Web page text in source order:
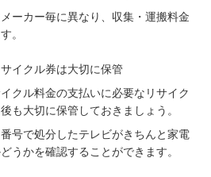
ーカー毎に異なり、収集・運搬料金
。
イクル券は大切に保管
クル料金の支払いに必要なリサイク
も大切に保管しておきましょう。
号で処分したテレビがきちんと家電
うかを確認することができます。